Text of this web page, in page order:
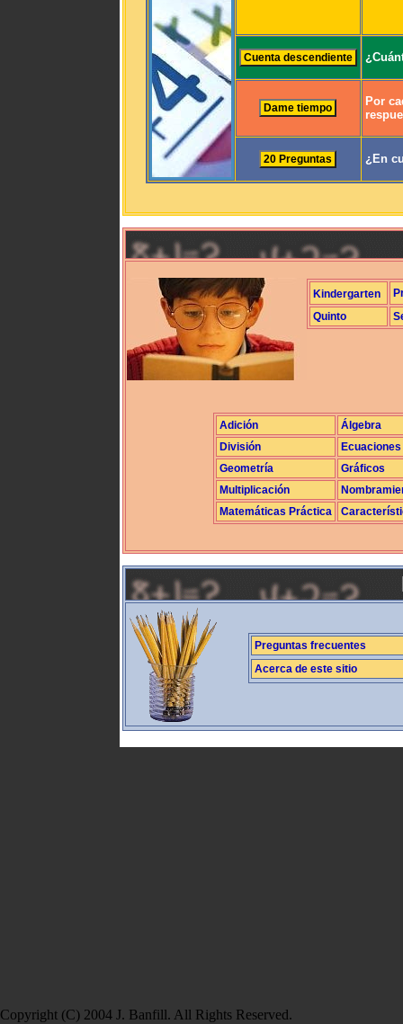
Por
¿En
Kindergarten
Quinto
Adición
Álgebra
División
Ecuaciones
Geometría
Gráficos
Multiplicación
Matemáticas Práctica
Preguntas frecuentes
Acerca de este sitio
Copyright (C) 2004 J. Banfill. All Rights Reserved.